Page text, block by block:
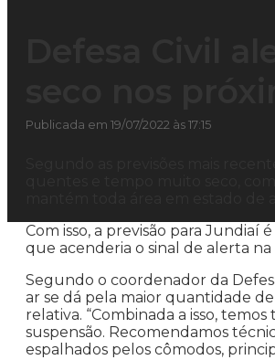
Publicada em 19/07/2022 às 17:15
Com isso, a previsão para Jundiaí
que acenderia o sinal de alerta na
Segundo o coordenador da
ar se dá pela maior quantidade
relativa. “Combinada a isso,
suspensão. Recomendamos
espalhados pelos cômodos,